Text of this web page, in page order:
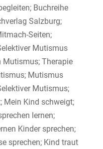
Buchreihe
Salzburg;
Seiten;
Mutismus
Therapie
Mutismus
Mutismus;
Mein Kind schweigt;
lernen;
Kinder sprechen;
sprechen; Kind traut